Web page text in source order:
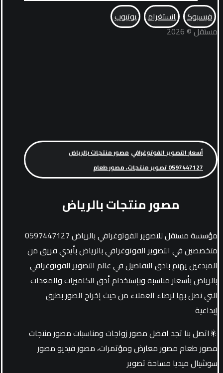
فيسبوك
انستغرام
يوتيوب
مستقل © 2026
أسعار التصوير الفوتوغرافي مصور منتجات بالرياض
0597447127 تصوير منتجات، مصور طعام
مصور منتجات بالرياض
مؤسسة مستقل للتصوير الفوتوغرافي بالرياض 0597447127
متخصصين في التصوير الفوتوغرافي بالرياض بأيدي فريق من
المبدعين يهتم بادق التفاصيل في عالم التصوير الفوتوغرافي
بالرياض بأسعار مناسبة وبإستخدام أدق الكاميرات والمعدات
التي نصل بها لرضاء العملاء من حيث إخراج الصور بطرق
إبداعية
🎇اتصل بنا تجد افضل مصور زواجات ومناسبات مصور منتجات
مصور طعام مصور معارض ومؤتمرات، مصور فيديو مصور
سوشيال ميديا مساحة تصوير